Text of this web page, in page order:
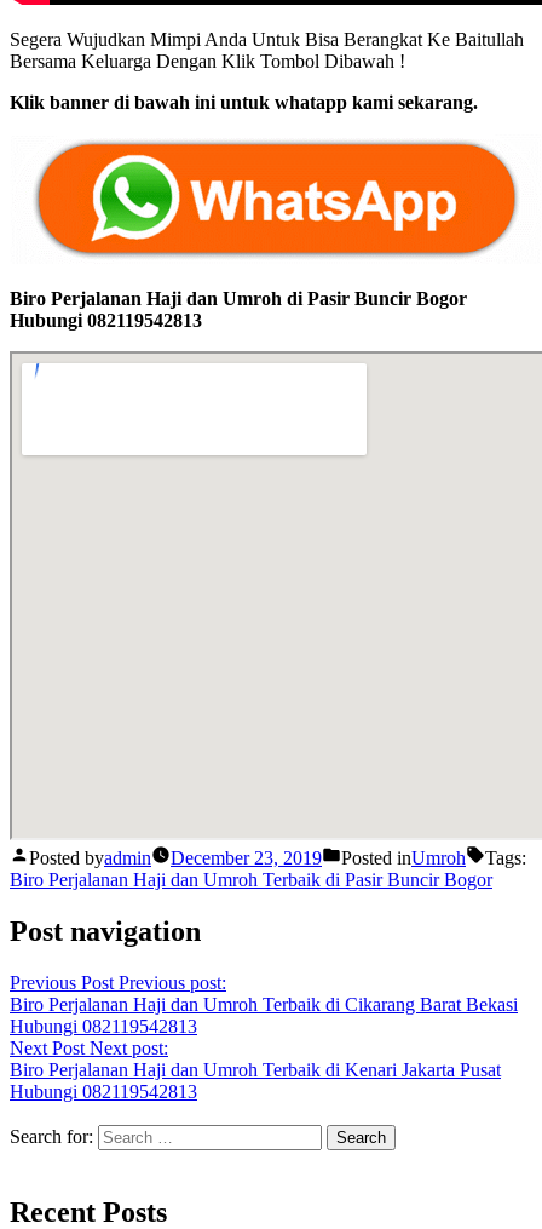
Segera Wujudkan Mimpi Anda Untuk Bisa Berangkat Ke Baitullah
Bersama Keluarga Dengan Klik Tombol Dibawah !
Klik banner di bawah ini untuk whatapp kami sekarang.
Biro Perjalanan Haji dan Umroh di Pasir Buncir Bogor
Hubungi 082119542813
Posted byadmin December 23, 2019 Posted inUmroh
Tags:
Biro Perjalanan Haji dan Umroh Terbaik di Pasir Buncir Bogor
Post navigation
Previous Post Previous post:
Biro Perjalanan Haji dan Umroh Terbaik di Cikarang Barat Bekasi
Hubungi 082119542813
Next Post Next post:
Biro Perjalanan Haji dan Umroh Terbaik di Kenari Jakarta Pusat
Hubungi 082119542813
Search for:
Recent Posts